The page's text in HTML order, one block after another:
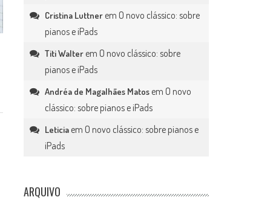
Cristina Luttner em O novo clássico: sobre
pianos e iPads
Titi Walter em O novo clássico: sobre
pianos e iPads
Andréa de Magalhães Matos em O novo
clássico: sobre pianos e iPads
Leticia em O novo clássico: sobre pianos e
iPads
ARQUIVO